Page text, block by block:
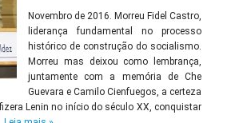
Novembro de 2016. Morreu Fidel Castro,
liderança fundamental no processo
histórico de construção do socialismo.
Morreu mas deixou como lembrança,
juntamente com a memória de Che
Guevara e Camilo Cienfuegos, a certeza
Lenin no início do século XX, conquistar